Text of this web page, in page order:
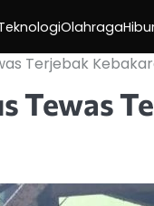
Olahraga
Terjebak
Tewas